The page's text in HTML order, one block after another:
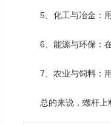
‌5、化工与冶金‌：用
‌6、能源与环保‌：在
‌7、农业与饲料‌：用
总的来说，螺杆上料